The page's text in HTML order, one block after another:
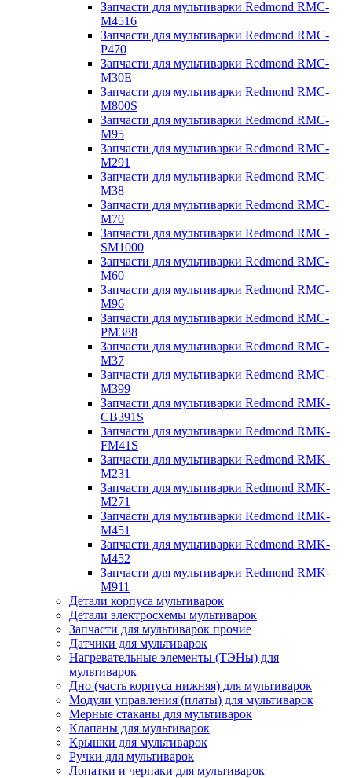
Запчасти для мультиварки Redmond RMC-
M4516
Запчасти для мультиварки Redmond RMC-
P470
Запчасти для мультиварки Redmond RMC-
M30E
Запчасти для мультиварки Redmond RMC-
M800S
Запчасти для мультиварки Redmond RMC-
M95
Запчасти для мультиварки Redmond RMC-
M291
Запчасти для мультиварки Redmond RMC-
M38
Запчасти для мультиварки Redmond RMC-
M70
Запчасти для мультиварки Redmond RMC-
SM1000
Запчасти для мультиварки Redmond RMC-
M60
Запчасти для мультиварки Redmond RMC-
M96
Запчасти для мультиварки Redmond RMC-
PM388
Запчасти для мультиварки Redmond RMC-
M37
Запчасти для мультиварки Redmond RMC-
M399
Запчасти для мультиварки Redmond RMK-
CB391S
Запчасти для мультиварки Redmond RMK-
FM41S
Запчасти для мультиварки Redmond RMK-
M231
Запчасти для мультиварки Redmond RMK-
M271
Запчасти для мультиварки Redmond RMK-
M451
Запчасти для мультиварки Redmond RMK-
M452
Запчасти для мультиварки Redmond RMK-
M911
Детали корпуса мультиварок
Детали электросхемы мультиварок
Запчасти для мультиварок прочие
Датчики для мультиварок
Нагревательные элементы (ТЭНы) для
мультиварок
Дно (часть корпуса нижняя) для мультиварок
Модули управления (платы) для мультиварок
Мерные стаканы для мультиварок
Клапаны для мультиварок
Крышки для мультиварок
Ручки для мультиварок
Лопатки и черпаки для мультиварок